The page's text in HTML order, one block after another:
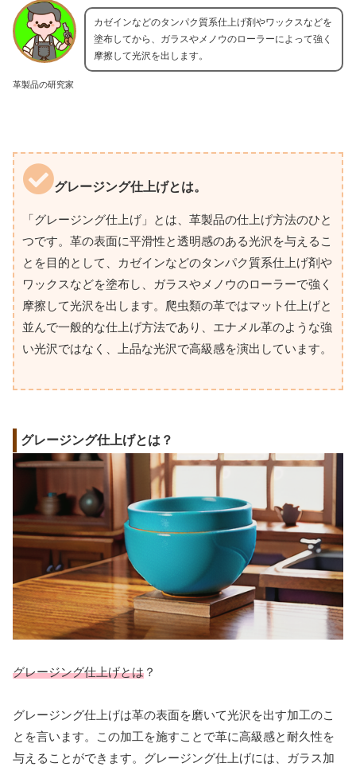
革製品の研究家
カゼインなどのタンパク質系仕上げ剤やワックスなどを
塗布してから、ガラスやメノウのローラーによって強く
摩擦して光沢を出します。
グレージング仕上げとは。
「グレージング仕上げ」とは、革製品の仕上げ方法のひと
つです。革の表面に平滑性と透明感のある光沢を与えるこ
とを目的として、カゼインなどのタンパク質系仕上げ剤や
ワックスなどを塗布し、ガラスやメノウのローラーで強く
摩擦して光沢を出します。爬虫類の革ではマット仕上げと
並んで一般的な仕上げ方法であり、エナメル革のような強
い光沢ではなく、上品な光沢で高級感を演出しています。
グレージング仕上げとは？
グレージング仕上げとは ？
グレージング仕上げは革の表面を磨いて光沢を出す加工のこ
とを言います。この加工を施すことで革に高級感と耐久性を
与えることができます。グレージング仕上げには、ガラス加